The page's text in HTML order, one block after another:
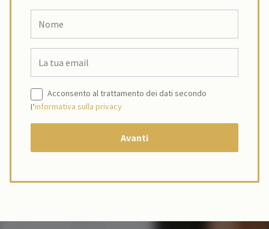
Acconsento al trattamento dei dati secondo
l’informativa sulla privacy